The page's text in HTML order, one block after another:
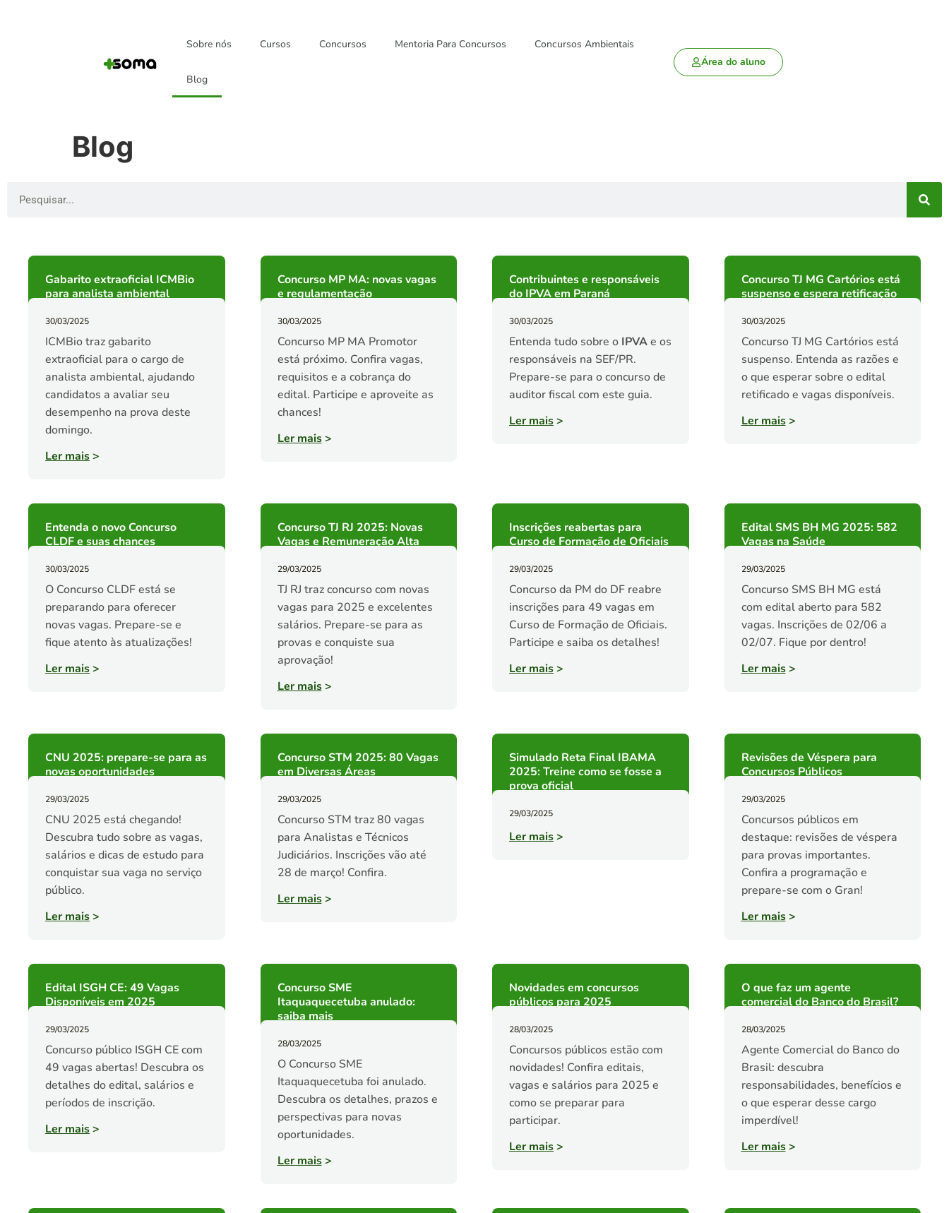
Sobre nós Cursos Concursos Mentoria Para Concursos Concursos Ambientais
Blog
Área do aluno
Blog
Gabarito extraoficial ICMBio
para analista ambiental
30/03/2025
ICMBio traz gabarito
extraoficial para o cargo de
analista ambiental, ajudando
candidatos a avaliar seu
desempenho na prova deste
domingo.
Ler mais>
Concurso MP MA: novas vagas
e regulamentação
30/03/2025
Concurso MP MA Promotor
está próximo. Confira vagas,
requisitos e a cobrança do
edital. Participe e aproveite as
chances!
Ler mais>
Contribuintes e responsáveis
do IPVA em Paraná
30/03/2025
Entenda tudo sobre o IPVAe os
responsáveis na SEF/PR.
Prepare-se para o concurso de
auditor fiscal com este guia.
Ler mais>
Concurso TJ MG Cartórios está
suspenso e espera retificação
30/03/2025
Concurso TJ MG Cartórios está
suspenso. Entenda as razões e
o que esperar sobre o edital
retificado e vagas disponíveis.
Ler mais>
Entenda o novo Concurso
CLDF e suas chances
30/03/2025
O Concurso CLDF está se
preparando para oferecer
novas vagas. Prepare-se e
fique atento às atualizações!
Ler mais>
Concurso TJ RJ 2025: Novas
Vagas e Remuneração Alta
29/03/2025
TJ RJ traz concurso com novas
vagas para 2025 e excelentes
salários. Prepare-se para as
provas e conquiste sua
aprovação!
Ler mais>
Inscrições reabertas para
Curso de Formação de Oficiais
29/03/2025
Concurso da PM do DF reabre
inscrições para 49 vagas em
Curso de Formação de Oficiais.
Participe e saiba os detalhes!
Ler mais>
Edital SMS BH MG 2025: 582
Vagas na Saúde
29/03/2025
Concurso SMS BH MG está
com edital aberto para 582
vagas. Inscrições de 02/06 a
02/07. Fique por dentro!
Ler mais>
CNU 2025: prepare-se para as
novas oportunidades
29/03/2025
CNU 2025 está chegando!
Descubra tudo sobre as vagas,
salários e dicas de estudo para
conquistar sua vaga no serviço
público.
Ler mais>
Concurso STM 2025: 80 Vagas
em Diversas Áreas
29/03/2025
Concurso STM traz 80 vagas
para Analistas e Técnicos
Judiciários. Inscrições vão até
28 de março! Confira.
Ler mais>
Simulado Reta Final IBAMA
2025: Treine como se fosse a
prova oficial
29/03/2025
Ler mais>
Revisões de Véspera para
Concursos Públicos
29/03/2025
Concursos públicos em
destaque: revisões de véspera
para provas importantes.
Confira a programação e
prepare-se com o Gran!
Ler mais>
Edital ISGH CE: 49 Vagas
Disponíveis em 2025
29/03/2025
Concurso público ISGH CE com
49 vagas abertas! Descubra os
detalhes do edital, salários e
períodos de inscrição.
Ler mais>
Concurso SME
Itaquaquecetuba anulado:
saiba mais
28/03/2025
O Concurso SME
Itaquaquecetuba foi anulado.
Descubra os detalhes, prazos e
perspectivas para novas
oportunidades.
Ler mais>
Novidades em concursos
públicos para 2025
28/03/2025
Concursos públicos estão com
novidades! Confira editais,
vagas e salários para 2025 e
como se preparar para
participar.
Ler mais>
O que faz um agente
comercial do Banco do Brasil?
28/03/2025
Agente Comercial do Banco do
Brasil: descubra
responsabilidades, benefícios e
o que esperar desse cargo
imperdível!
Ler mais>